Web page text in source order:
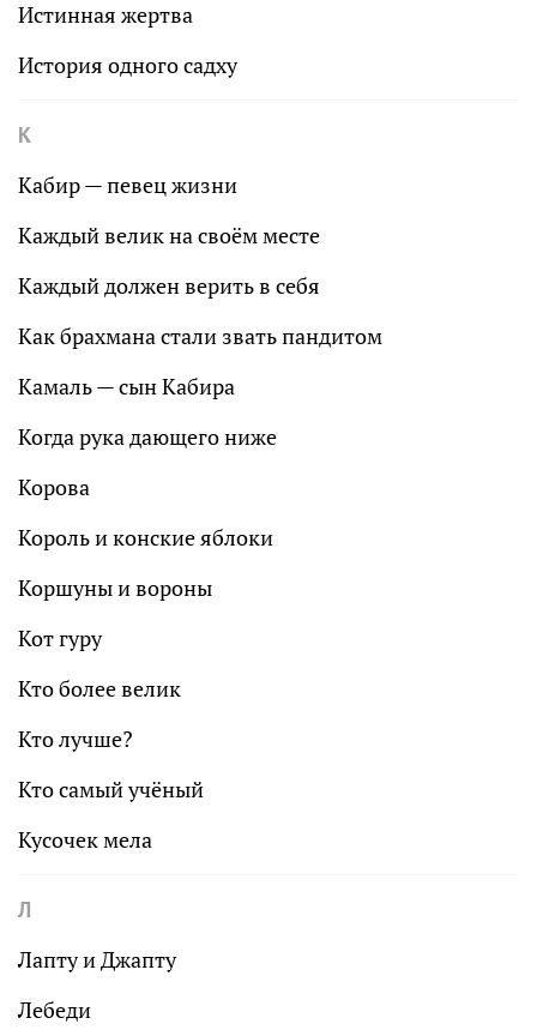
Истинная жертва
История одного садху
К
Кабир — певец жизни
Каждый велик на своём месте
Каждый должен верить в себя
Как брахмана стали звать пандитом
Камаль — сын Кабира
Когда рука дающего ниже
Корова
Король и конские яблоки
Коршуны и вороны
Кот гуру
Кто более велик
Кто лучше?
Кто самый учёный
Кусочек мела
Л
Лапту и Джапту
Лебеди